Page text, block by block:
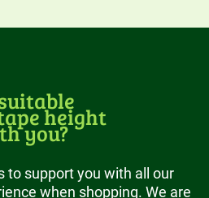
height
you?
to support you with all our
when shopping. We are